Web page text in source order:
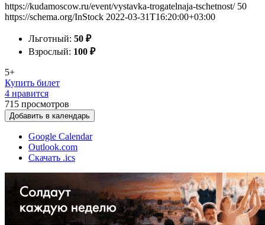
https://kudamoscow.ru/event/vystavka-trogatelnaja-tschetnost/ 50
https://schema.org/InStock 2022-03-31T16:20:00+03:00
Льготный: 50 ₽
Взрослый: 100 ₽
5+
Купить билет
4 нравится
715 просмотров
Добавить в календарь
Google Calendar
Outlook.com
Скачать .ics